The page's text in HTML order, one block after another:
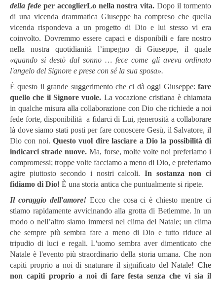
della fede per accoglierLo nella nostra vita. Dopo il tormento
di una vicenda drammatica Giuseppe ha compreso che quella
vicenda rispondeva a un progetto di Dio e lui stesso vi era
coinvolto. Dovremmo essere capaci e disponibili e fare nostro
nella nostra quotidianità l’impegno di Giuseppe, il quale
«quando si destò dal sonno … fece come gli aveva ordinato
l'angelo del Signore e prese con sé la sua sposa».
È questo il grande suggerimento che ci dà oggi Giuseppe: fare
quello che il Signore vuole. La vocazione cristiana è chiamata
in qualche misura alla collaborazione con Dio che richiede a noi
fede forte, disponibilità a fidarci di Lui, generosità a collaborare
là dove siamo stati posti per fare conoscere Gesù, il Salvatore, il
Dio con noi.Questo vuol dire lasciare a Dio la possibilità di
indicarci strade nuove. Ma, forse, molte volte noi preferiamo i
compromessi; troppe volte facciamo a meno di Dio, e preferiamo
agire piuttosto secondo i nostri calcoli. In sostanza non ci
fidiamo di Dio! È una storia antica che puntualmente si ripete.
Il coraggio dell'amore! Ec­co che cosa ci è chiesto mentre ci
stiamo rapidamente avvicinando alla grotta di Betlemme. In un
modo o nell’altro siamo immersi nel clima del Natale; un clima
che sempre più sembra fare a meno di Dio e tutto riduce al
tripudio di luci e regali. L'uomo sembra aver dimenticato che
Natale è l'evento più straordinario della storia umana. Che non
capiti proprio a noi di snaturare il significato del Natale! Che
non capiti proprio a noi di fare festa senza che vi sia il